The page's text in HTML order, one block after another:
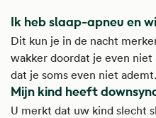
Ik heb slaap-apneu en
Dit kun je in de nacht
wakker doordat je even
dat je soms even niet
nacht. Als je lange tijd niet
meer problemen krijgen. Je
Mijn kind heeft
U merkt dat uw kind slecht